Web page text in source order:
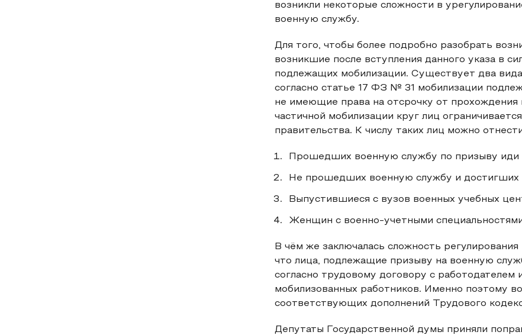
возникли некоторые сложности в
военную службу.
Для того, чтобы более подробно разобрать
возникшие после вступления данного указа в
подлежащих мобилизации. Существует два
согласно статье 17 ФЗ № 31 мобилизации
не имеющие права на отсрочку от
частичной мобилизации круг лиц
правительства. К числу таких лиц можно
Прошедших военную службу по призыву иди
Не прошедших военную службу и достигших
Выпустившиеся с вузов военных учебных
Женщин с военно-учетными
В чём же заключалась сложность
что лица, подлежащие призыву на военную
согласно трудовому договору с
мобилизованных работников. Именно поэтому
соответствующих дополнений Трудового
Депутаты Государственной думы приняли